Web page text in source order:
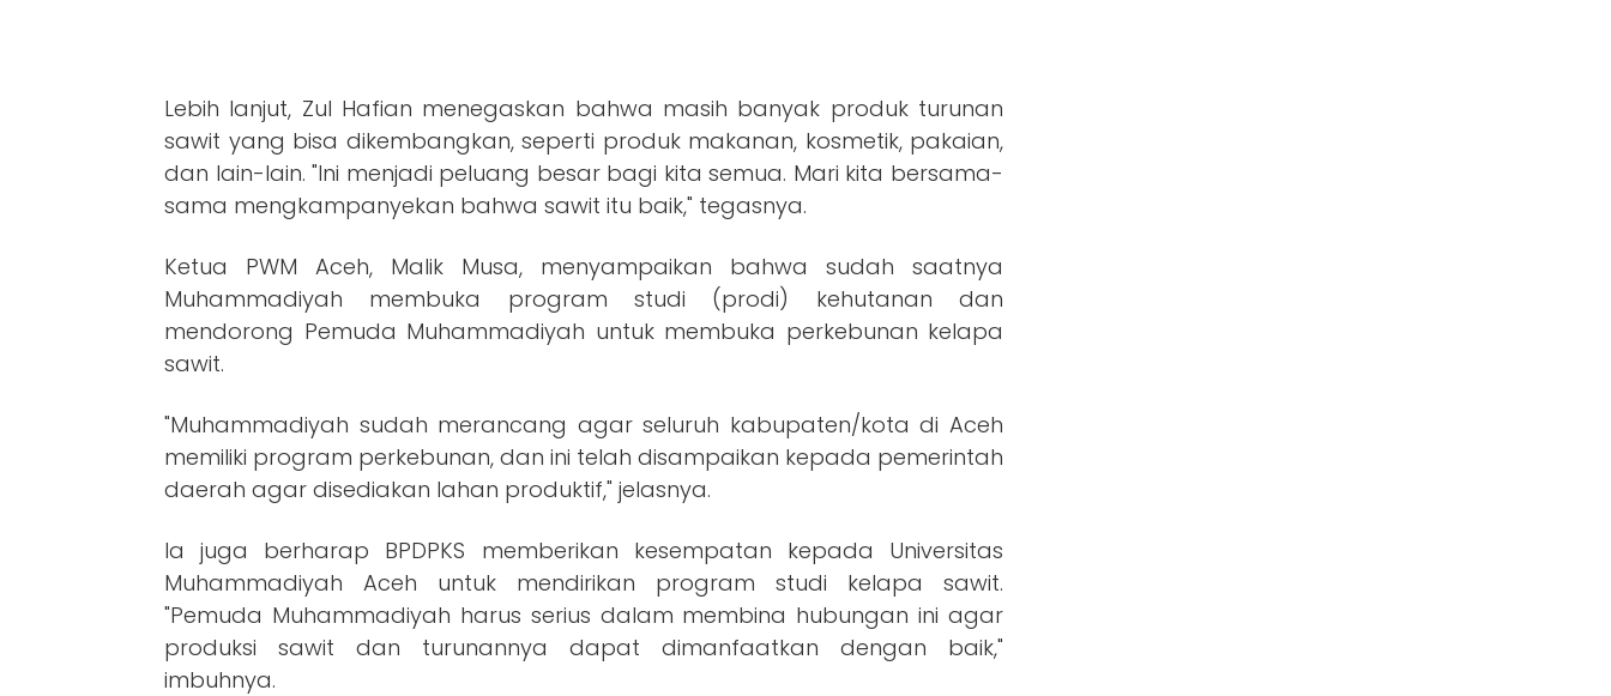
Lebih lanjut, Zul Hafian menegaskan bahwa masih banyak produk turunan
sawit yang bisa dikembangkan, seperti produk makanan, kosmetik, pakaian,
dan lain-lain. "Ini menjadi peluang besar bagi kita semua. Mari kita bersama-
sama mengkampanyekan bahwa sawit itu baik," tegasnya.
Ketua PWM Aceh, Malik Musa, menyampaikan bahwa sudah saatnya
Muhammadiyah membuka program studi (prodi) kehutanan dan
mendorong Pemuda Muhammadiyah untuk membuka perkebunan kelapa
sawit.
"Muhammadiyah sudah merancang agar seluruh kabupaten/kota di Aceh
memiliki program perkebunan, dan ini telah disampaikan kepada pemerintah
daerah agar disediakan lahan produktif," jelasnya.
Ia juga berharap BPDPKS memberikan kesempatan kepada Universitas
Muhammadiyah Aceh untuk mendirikan program studi kelapa sawit.
"Pemuda Muhammadiyah harus serius dalam membina hubungan ini agar
produksi sawit dan turunannya dapat dimanfaatkan dengan baik,"
imbuhnya.